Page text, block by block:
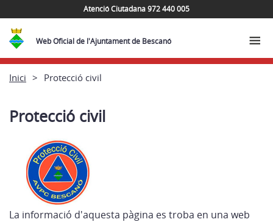
Atenció Ciutadana 972 440 005
Web Oficial de l'Ajuntament de Bescanó
Inici Protecció civil
Protecció civil
La informació d'aquesta pàgina es troba en una web